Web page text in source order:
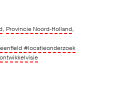
, Provincie Noord-Holland,
#locatieonderzoek